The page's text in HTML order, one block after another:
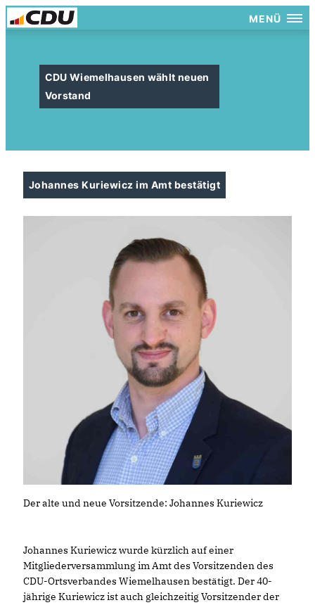
MENÜ
CDU Wiemelhausen wählt neuen
Vorstand
Johannes Kuriewicz im Amt bestätigt
Der alte und neue Vorsitzende: Johannes Kuriewicz
Johannes Kuriewicz wurde kürzlich auf einer
Mitgliederversammlung im Amt des Vorsitzenden des
CDU-Ortsverbandes Wiemelhausen bestätigt. Der 40-
jährige Kuriewicz ist auch gleichzeitig Vorsitzender der